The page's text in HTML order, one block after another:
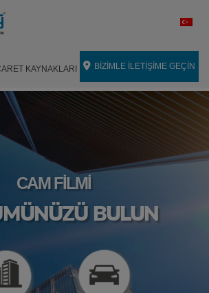
KAYNAKLARI BİZİMLE İLETİŞİME GEÇİN
CAM FİLMİ
BULUN